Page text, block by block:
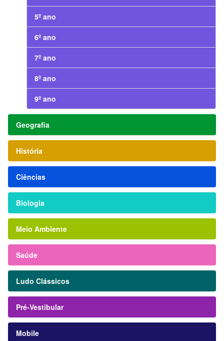
5º ano
6º ano
7º ano
8º ano
9º ano
Geografia
História
Ciências
Biologia
Meio Ambiente
Saúde
Ludo Clássicos
Pré-Vestibular
Mobile